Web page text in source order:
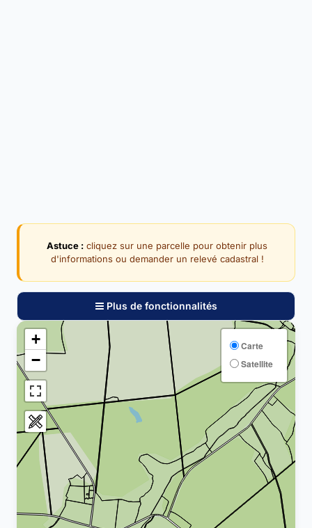
Astuce : cliquez sur une parcelle pour obtenir plus
d'informations ou demander un relevé cadastral !
Plus de fonctionnalités
+
−
Carte
Satellite